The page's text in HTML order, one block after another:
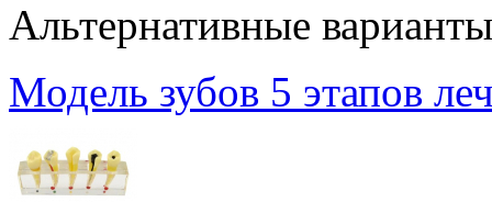
Альтернативные варианты
Модель зубов 5 этапов